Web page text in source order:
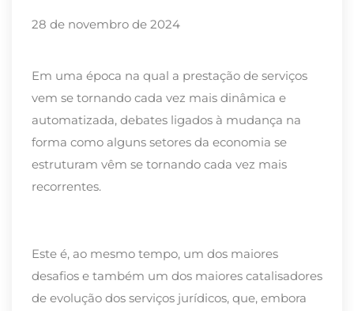
28 de novembro de 2024
Em uma época na qual a prestação de serviços
vem se tornando cada vez mais dinâmica e
automatizada, debates ligados à mudança na
forma como alguns setores da economia se
estruturam vêm se tornando cada vez mais
recorrentes.
Este é, ao mesmo tempo, um dos maiores
desafios e também um dos maiores catalisadores
de evolução dos serviços jurídicos, que, embora